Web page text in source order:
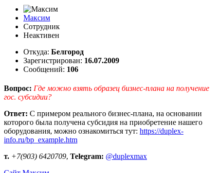
Максим
Сотрудник
Неактивен
Откуда: Белгород
Зарегистрирован: 16.07.2009
Сообщений: 106
Вопрос: Где можно взять образец бизнес-плана на получение
гос. субсидии?
Ответ: С примером реального бизнес-плана, на основании
которого была получена субсидия на приобретение нашего
оборудования, можно ознакомиться тут: https://duplex-
info.ru/bp_example.htm
т. +7(903) 6420709, Telegram: @duplexmax